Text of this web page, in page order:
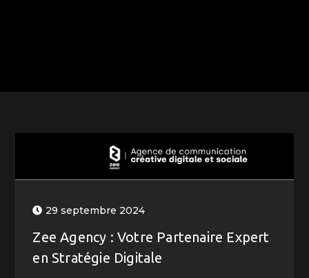
29 septembre 2024
Zee Agency : Votre Partenaire Expert
en Stratégie Digitale